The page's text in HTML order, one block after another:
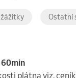
Ostatní
plátna viz.